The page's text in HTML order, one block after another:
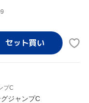
プC
ジャンプC